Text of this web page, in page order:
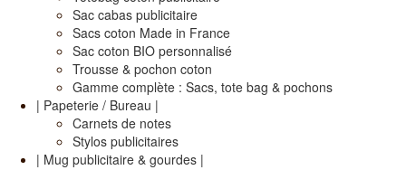
Sac cabas publicitaire
Sacs coton Made in France
Sac coton BIO personnalisé
Trousse & pochon coton
Gamme complète : Sacs, tote bag & pochons
| Papeterie / Bureau |
Carnets de notes
Stylos publicitaires
| Mug publicitaire & gourdes |